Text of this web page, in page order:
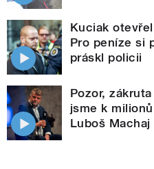
Kuciak
Pro peníze si
práskl policii
Pozor,
jsme k
Luboš Machaj